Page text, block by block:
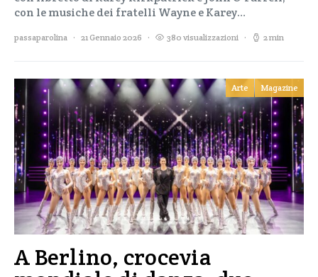
con le musiche dei fratelli Wayne e Karey…
passaparolina 21 Gennaio 2026 380 visualizzazioni 2 min
Arte Magazine
A Berlino, crocevia